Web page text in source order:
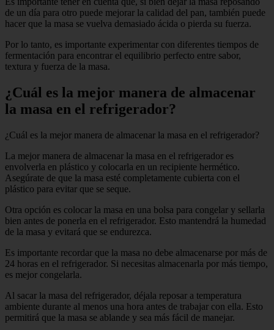
de un día para otro puede mejorar la calidad del pan, también puede
hacer que la masa se vuelva demasiado ácida o pierda su fuerza.
Por lo tanto, es importante experimentar con diferentes tiempos de
fermentación para encontrar el equilibrio perfecto entre sabor,
textura y fuerza de la masa.
¿Cuál es la mejor manera de almacenar
la masa en el refrigerador?
¿Cuál es la mejor manera de almacenar la masa en el refrigerador?
La mejor manera de almacenar la masa en el refrigerador es
envolverla en plástico y colocarla en un recipiente hermético.
Asegúrate de que la masa esté completamente cubierta con el
plástico para evitar que se seque.
Otra opción es colocar la masa en una bolsa para congelar y sellarla
bien antes de ponerla en el refrigerador. Esto mantendrá la humedad
de la masa y evitará que se endurezca.
Es importante recordar que la masa no debe almacenarse por más de
24 horas en el refrigerador. Si necesitas almacenarla por más tiempo,
es mejor congelarla.
Al sacar la masa del refrigerador, déjala reposar a temperatura
ambiente durante al menos una hora antes de trabajar con ella. Esto
permitirá que la masa se ablande y sea más fácil de manejar.